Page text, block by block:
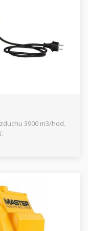
3900 m3/hod.